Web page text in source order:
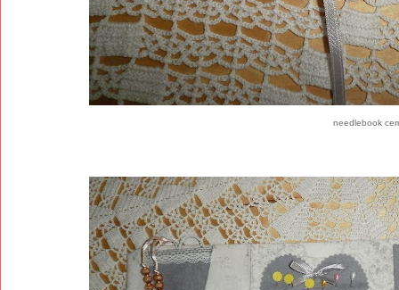
needlebook